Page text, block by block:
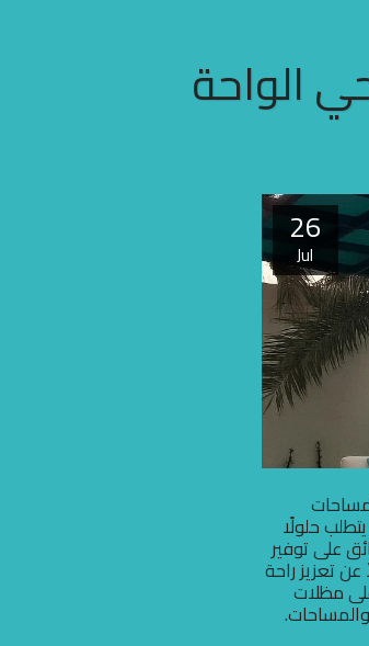
الواحة
26
Jul
حلولًا
على توفير
تعزيز راحة
مظلات